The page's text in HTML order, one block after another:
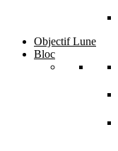
Objectif Lune
Bloc